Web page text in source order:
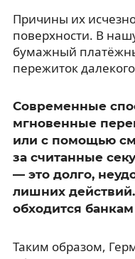
Причины их
поверхности. В
бумажный
пережиток
Современные
мгновенные
или с помощью
за считанные
— это долго,
лишних
обходится
Таким образом,